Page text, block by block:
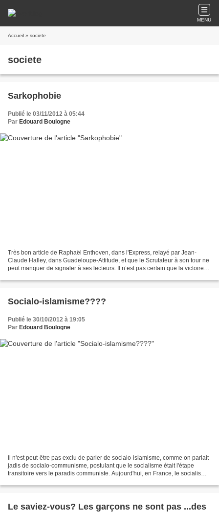
MENU
Accueil » societe
societe
Sarkophobie
Publié le 03/11/2012 à 05:44
Par Edouard Boulogne
Très bon article de Raphaël Enthoven, dans l'Express, relayé par Jean-
Claude Halley, dans Guadeloupe-Attitude, et que le Scrutateur à son tour ne
peut manquer de signaler à ses lecteurs. Il n’est pas certain que la victoire
Socialo-islamisme????
Publié le 30/10/2012 à 19:05
Par Edouard Boulogne
Il n'est peut-être pas exclu de parler de socialo-islamisme, comme on parlait
jadis de socialo-communisme, postulant que le socialisme était l'étape
transitoire vers le paradis communiste. Aujourd'hui, en France, le socialisme
Le saviez-vous? Les garçons ne sont pas ...des